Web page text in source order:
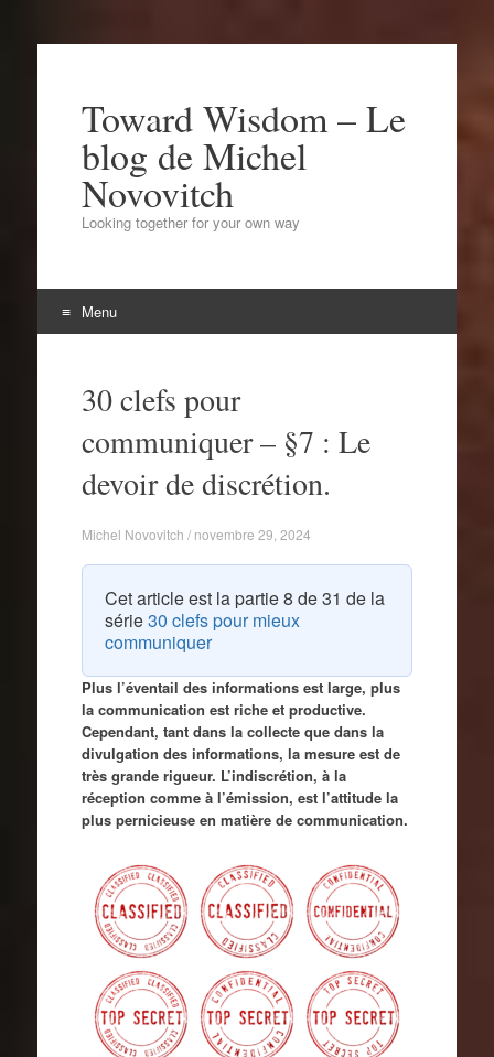
Toward Wisdom – Le
blog de Michel
Novovitch
Looking together for your own way
Menu
contenu30 clefs pour
communiquer – §7 : Le
devoir de discrétion.
Michel Novovitch / novembre 29, 2024
Cet article est la partie 8 de 31 de la
série30 clefs pour mieux
communiquer
Plus l’éventail des informations est large, plus
la communication est riche et productive.
Cependant, tant dans la collecte que dans la
divulgation des informations, la mesure est de
très grande rigueur. L’indiscrétion, à la
réception comme à l’émission, est l’attitude la
plus pernicieuse en matière de communication.